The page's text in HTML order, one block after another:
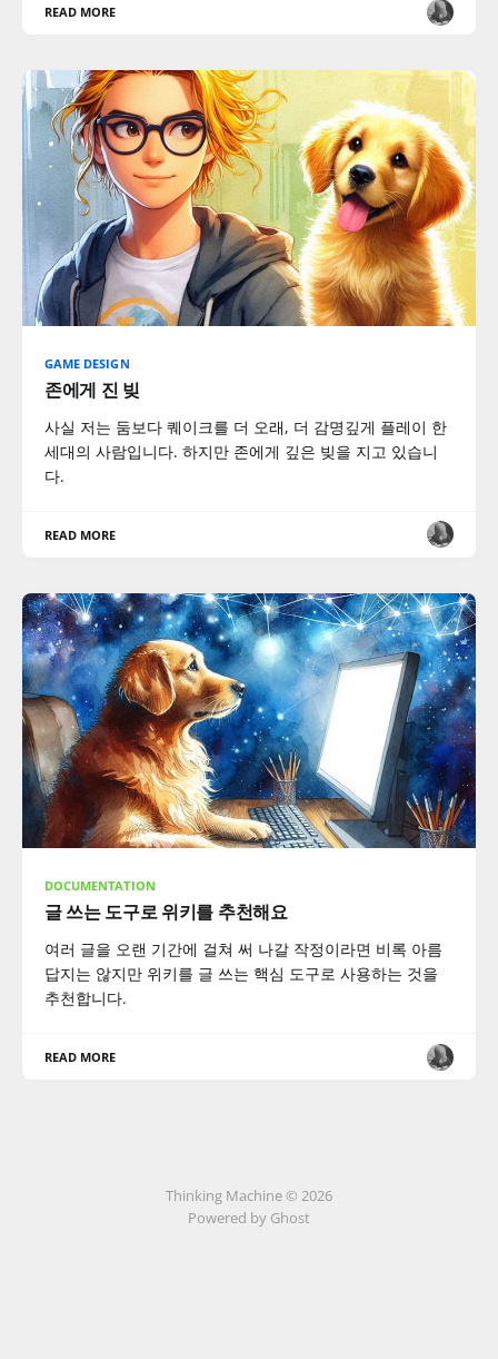
READ MORE
GAME DESIGN
존에게 진 빚
사실 저는 둠보다 퀘이크를 더 오래, 더 감명깊게 플레이 한
세대의 사람입니다. 하지만 존에게 깊은 빚을 지고 있습니
다.
READ MORE
DOCUMENTATION
글 쓰는 도구로 위키를 추천해요
여러 글을 오랜 기간에 걸쳐 써 나갈 작정이라면 비록 아름
답지는 않지만 위키를 글 쓰는 핵심 도구로 사용하는 것을
추천합니다.
READ MORE
Thinking Machine © 2026
Powered by Ghost